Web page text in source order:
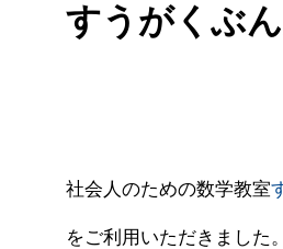
すうがくぶ
社会人のための数学教室
をご利用いただきました。